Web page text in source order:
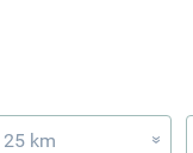
25 km »